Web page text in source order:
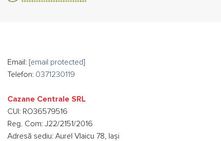
Email: [email protected]
Telefon: 0371230119
Cazane Centrale SRL
CUI: RO36579516
Reg. Com: J22/2151/2016
Adresă sediu: Aurel Vlaicu 78, Iași